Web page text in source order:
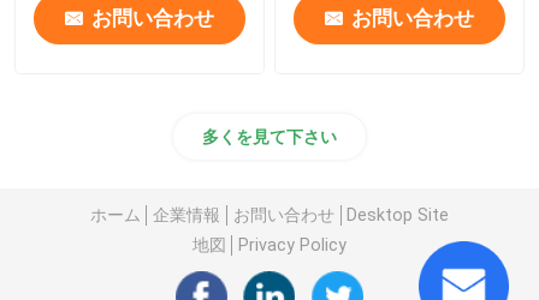
お問い合わせ お問い合わせ
多くを見て下さい
ホーム 企業情報 お問い合わせ
Desktop Site
地図
Privacy Policy